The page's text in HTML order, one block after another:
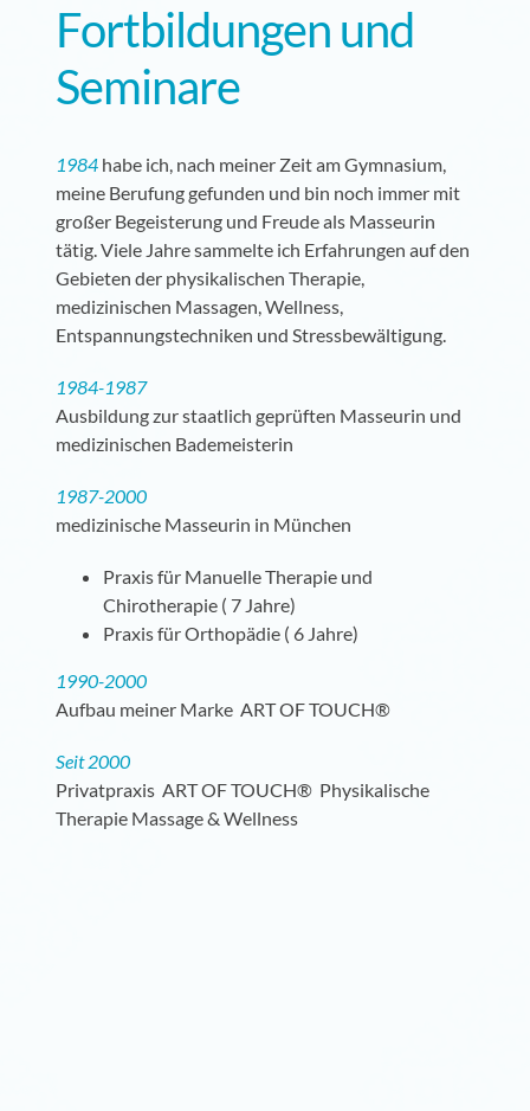
Fortbildungen und
Seminare
1984habe ich, nach meiner Zeit am Gymnasium,
meine Berufung gefunden und bin noch immer mit
großer Begeisterung und Freude als Masseurin
tätig. Viele Jahre sammelte ich Erfahrungen auf den
Gebieten der physikalischen Therapie,
medizinischen Massagen, Wellness,
Entspannungstechniken und Stressbewältigung.
1984-1987
Ausbildung zur staatlich geprüften Masseurin und
medizinischen Bademeisterin
1987-2000
medizinische Masseurin in München
Praxis für Manuelle Therapie und
Chirotherapie ( 7 Jahre)
Praxis für Orthopädie ( 6 Jahre)
1990-2000
Aufbau meiner Marke ART OF TOUCH®
Seit 2000
Privatpraxis ART OF TOUCH® Physikalische
Therapie Massage & Wellness